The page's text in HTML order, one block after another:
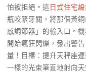
怕被拒絕。這 日式住宅
瓶咬緊牙關，將那個黃
感調節器」的輸入口。
開始瘋狂閃爍，發出警
量！目標：提升天秤座
一樣的光束筆直地射向